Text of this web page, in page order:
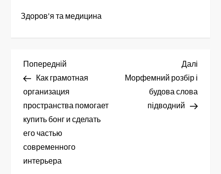
Здоров'я та медицина
Н
а
в
і
г
Попередній
запис
Попередній
Как грамотная
организация
пространства помогает
купить бонг и сделать
его частью
современного
интерьера
запис
Далі
Морфемний розбір і
будова слова
підводний